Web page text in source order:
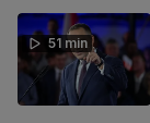
51 min